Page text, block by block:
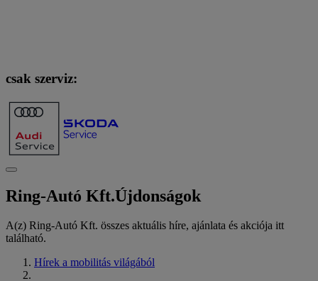
csak szerviz:
Ring-Autó Kft.Újdonságok
A(z) Ring-Autó Kft. összes aktuális híre, ajánlata és akciója itt
található.
Hírek a mobilitás világából